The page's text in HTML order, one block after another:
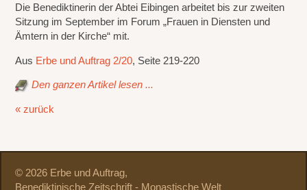
Die Benediktinerin der Abtei Eibingen arbeitet bis zur zweiten
Sitzung im September im Forum „Frauen in Diensten und
Ämtern in der Kirche“ mit.
Aus Erbe und Auftrag 2/20, Seite 219-220
Den ganzen Artikel lesen ...
« zurück
© 2026 Erbe und Auftrag,
Benediktinische Zeitschrift - Monastische Welt